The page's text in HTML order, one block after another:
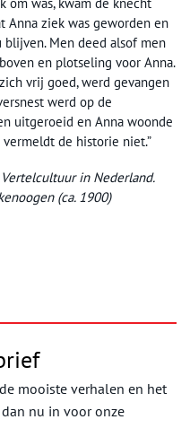
Anna ziek was geworden en
Men deed alsof men
en plotseling voor Anna.
vrij goed, werd gevangen
werd op de
uitgeroeid en Anna woonde
de historie niet.”
Vertelcultuur in Nederland.
(ca. 1900)
mooiste verhalen en het
nu in voor onze